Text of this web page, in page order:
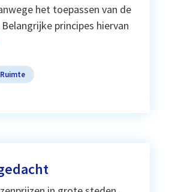
het toepassen van de
principes hiervan
Ruimte